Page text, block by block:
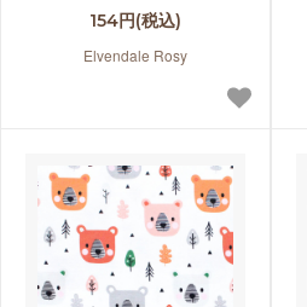
154円(税込)
Elvendale Rosy